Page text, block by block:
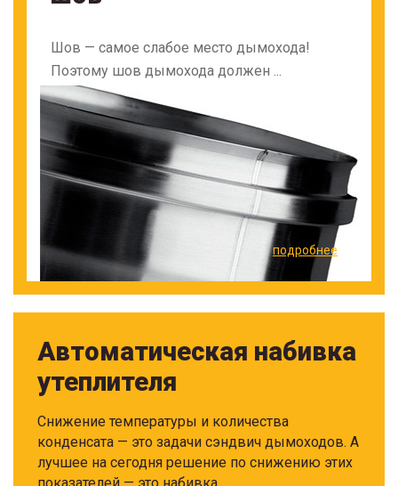
Шов — самое слабое место дымохода!
Поэтому шов дымохода должен ...
подробнее
Автоматическая набивка
утеплителя
Снижение температуры и количества
конденсата — это задачи сэндвич дымоходов. А
лучшее на сегодня решение по снижению этих